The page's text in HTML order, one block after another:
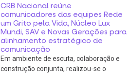
CRB Nacional reúne
comunicadores das equipes Rede
um Grito pela Vida, Núcleo Lux
Mundi, SAV e Novas Gerações para
alinhamento estratégico de
comunicação
Em ambiente de escuta, colaboração e
construção conjunta, realizou-se o